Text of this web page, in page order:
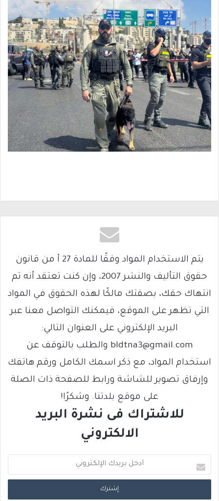
يتم الاستخدام المواد وفقًا للمادة 27 أ من قانون
حقوق التأليف والنشر 2007، وإن كنت تعتقد أنه تم
انتهاك حقك، بصفتك مالكًا لهذه الحقوق في المواد
التي تظهر على الموقع، فيمكنك التواصل معنا عبر
البريد الإلكتروني على العنوان التالي:
bldtna3@gmail.com والطلب بالتوقف عن
استخدام المواد، مع ذكر اسمك الكامل ورقم هاتفك
وإرفاق تصوير للشاشة ورابط للصفحة ذات الصلة
على موقع بلدتنا. وشكرًا!
للاشتراك فى نشرة البريد
الالكتروني
د
خ